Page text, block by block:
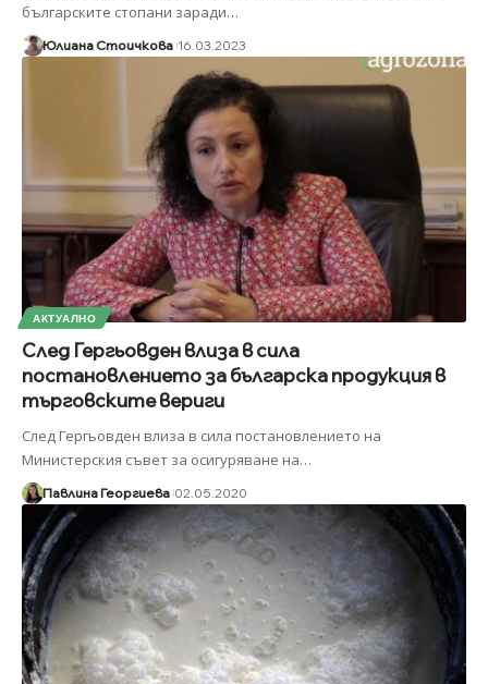
българските стопани заради…
Юлиана Стоичкова 16.03.2023
АКТУАЛНО
След Гергьовден влиза в сила
постановлението за българска продукция в
търговските вериги
След Гергьовден влиза в сила постановлението на
Министерския съвет за осигуряване на…
Павлина Георгиева 02.05.2020